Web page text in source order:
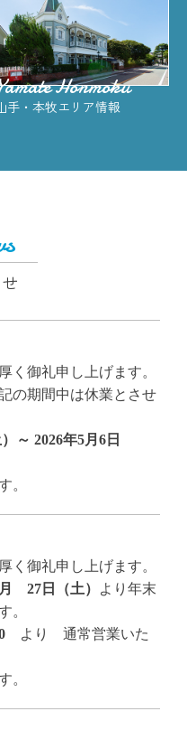
Honmoku
手・本牧エリア情報
く御礼申し上げます。
の期間中は休業とさせ
～ 2026年5月6日
。
く御礼申し上げます。
27日（土）
より年末
。
より 通常営業いた
。